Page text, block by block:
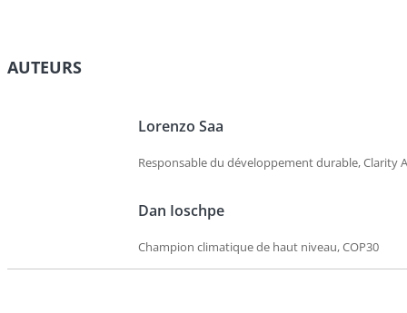
AUTEURS
Lorenzo Saa
Responsable du développement durable, Clarity
Dan Ioschpe
Champion climatique de haut niveau, COP30